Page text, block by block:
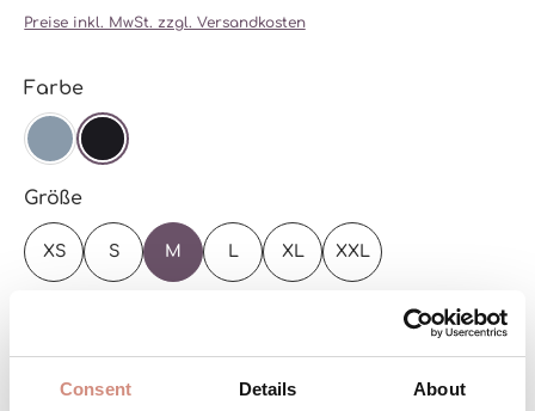
Consent Details About
Preise inkl. MwSt. zzgl. Versandkosten
Farbeauswählen
STEEL BLUE
SCHWARZ
Größeauswählen
XS S M L XL XXL
dir!